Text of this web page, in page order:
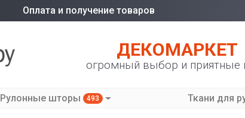
Оплата и получение товаров
ДЕКОМАРКЕТ
огромный выбор и приятные
Рулонные шторы 493 Ткани для